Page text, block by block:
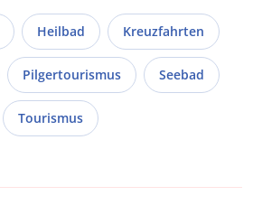
Heilbad Kreuzfahrten
Pilgertourismus Seebad
Tourismus